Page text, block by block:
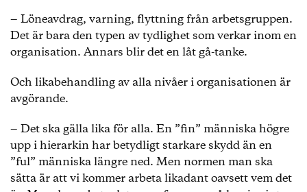
‒ Löneavdrag, varning, flyttning från arbetsgruppen.
Det är bara den typen av tydlighet som verkar inom en
organisation. Annars blir det en låt gå-tanke.
Och likabehandling av alla nivåer i organisationen är
avgörande.
‒ Det ska gälla lika för alla. En ”fin” människa högre
upp i hierarkin har betydligt starkare skydd än en
”ful” människa längre ned. Men normen man ska
sätta är att vi kommer arbeta likadant oavsett vem det